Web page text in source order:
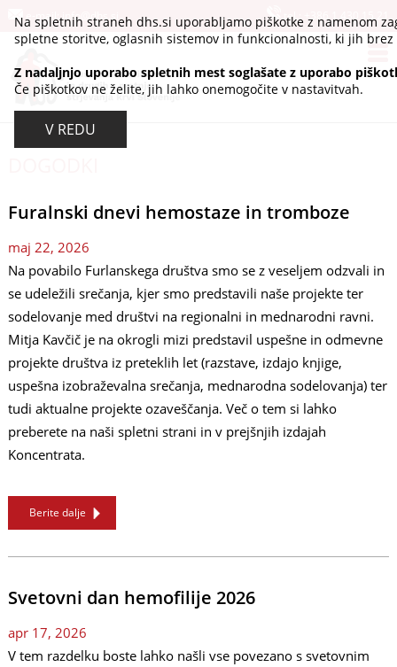
e-mail:info@dhs.si tel.:
Furalnski dnevi hemostaze in tromboze
maj 22, 2026
Na povabilo Furlanskega društva smo se z veseljem odzvali in
se udeležili srečanja, kjer smo predstavili naše projekte ter
sodelovanje med društvi na regionalni in mednarodni ravni.
Mitja Kavčič je na okrogli mizi predstavil uspešne in odmevne
projekte društva iz preteklih let (razstave, izdajo knjige,
uspešna izobraževalna srečanja, mednarodna sodelovanja) ter
tudi aktualne projekte ozaveščanja. Več o tem si lahko
preberete na naši spletni strani in v prejšnjih izdajah
Koncentrata.
Berite dalje
Svetovni dan hemofilije 2026
apr 17, 2026
V tem razdelku boste lahko našli vse povezano s svetovnim
Na spletnih straneh dhs.si uporabljamo piškotke z namenom
spletne storitve, oglasnih sistemov in funkcionalnosti, ki jih
Z nadaljnjo uporabo spletnih mest soglašate z uporabo
Če piškotkov ne želite, jih lahko onemogočite v nastavitvah.
V REDU